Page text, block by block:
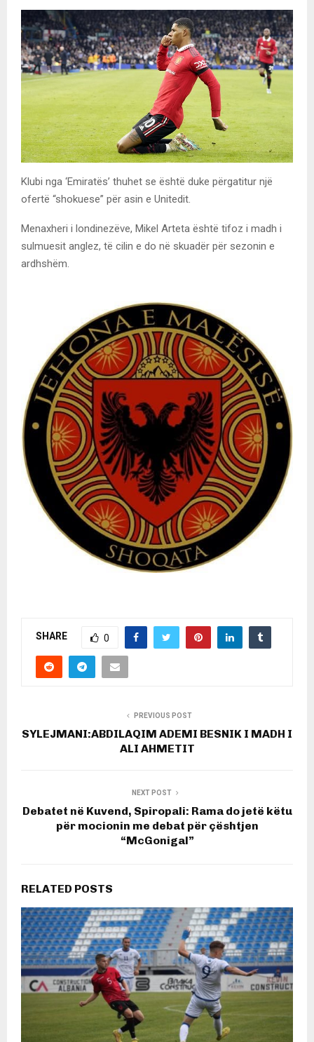
Klubi nga ‘Emiratës’ thuhet se është duke përgatitur një
ofertë “shokuese” për asin e Unitedit.
Menaxheri i londinezëve, Mikel Arteta është tifoz i madh i
sulmuesit anglez, të cilin e do në skuadër për sezonin e
ardhshëm.
SHARE 0
PREVIOUS POST
SYLEJMANI:ABDILAQIM ADEMI BESNIK I MADH I
ALI AHMETIT
NEXT POST
Debatet në Kuvend, Spiropali: Rama do jetë këtu
për mocionin me debat për çështjen
“McGonigal”
RELATED POSTS